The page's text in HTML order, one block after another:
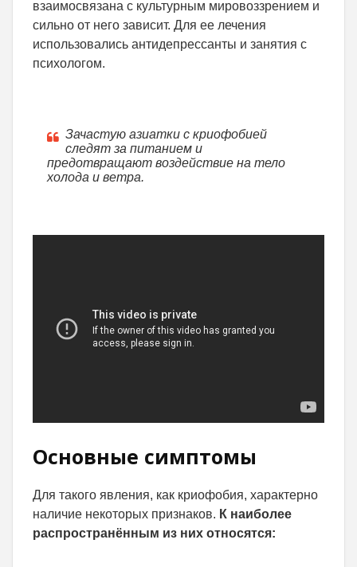
взаимосвязана с культурным мировоззрением и
сильно от него зависит. Для ее лечения
использовались антидепрессанты и занятия с
психологом.
Зачастую азиатки с криофобией
следят за питанием и
предотвращают воздействие на тело
холода и ветра.
Основные симптомы
Для такого явления, как криофобия, характерно
наличие некоторых признаков. К наиболее
распространённым из них относятся: